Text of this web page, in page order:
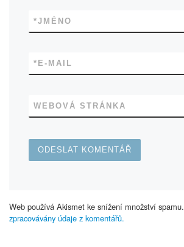
JMÉNO
*
E-MAIL
*
WEBOVÁ STRÁNKA
Web používá Akismet ke snížení množství spamu.
zpracovávány údaje z komentářů.